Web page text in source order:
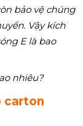
bảo vệ chúng
Vậy kích
E là bao
nhiêu?
carton